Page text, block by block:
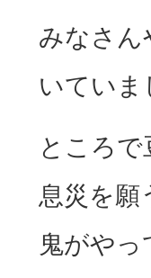
みなさん
いていま
ところ
息災を願
鬼がや